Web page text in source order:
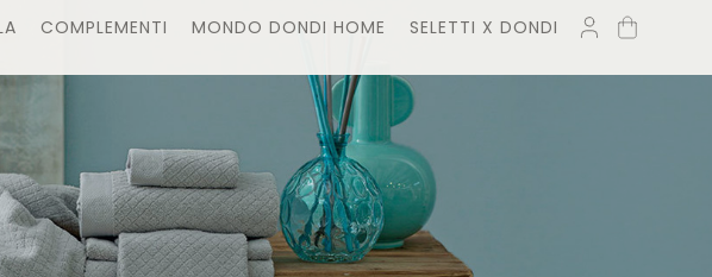
COMPLEMENTI MONDO DONDI HOME SELETTI X DONDI ACCOUNT
CARRELLO